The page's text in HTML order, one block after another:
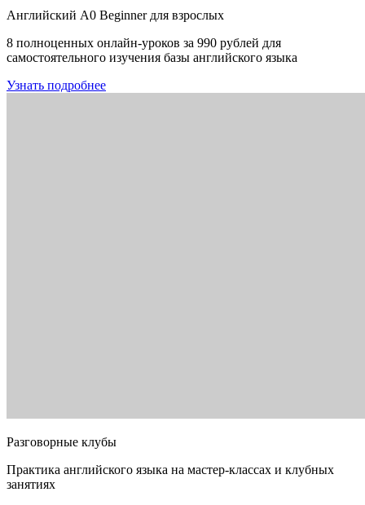
Английский A0 Beginner для взрослых
8 полноценных онлайн-уроков за 990 рублей для
самостоятельного изучения базы английского языка
Узнать подробнее
Разговорные клубы
Практика английского языка на мастер-классах и клубных
занятиях